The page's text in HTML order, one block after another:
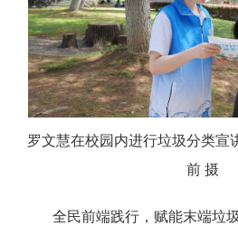
罗文慧在校园内进行垃圾分类宣
前 摄
全民前端践行，赋能末端垃